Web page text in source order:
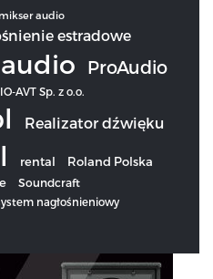
mikser audio
estradowe
ProAudio
AVT Sp. z o.o.
Realizator dźwięku
rental Roland Polska
Soundcraft
nagłośnieniowy